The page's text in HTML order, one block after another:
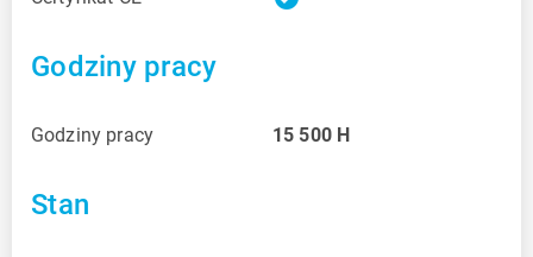
Godziny pracy
Godziny pracy 15 500 H
Stan